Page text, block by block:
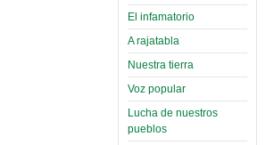
El infamatorio
A rajatabla
Nuestra tierra
Voz popular
Lucha de nuestros
pueblos